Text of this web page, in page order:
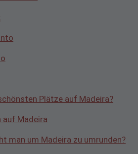
Plätze auf Madeira?
man um Madeira zu umrunden?